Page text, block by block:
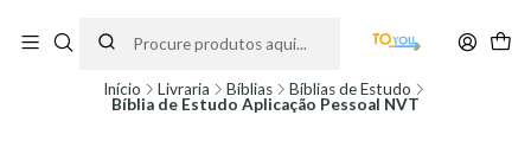
partir do dia 11 de Agosto, às 10H.
Início Livraria Bíblias
Bíblias de Estudo
Bíblia de Estudo Aplicação Pessoal NVT